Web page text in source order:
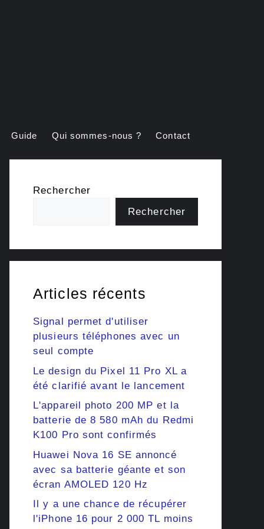
Guide Qui sommes-nous ? Contact
Rechercher
Rechercher
Articles récents
Signal permet d'utiliser
plusieurs téléphones avec un
seul compte
Le design du Pixel 11 Pro XL a
été clarifié avant le lancement
L'appareil photo 200 MP et la
batterie de 8 580 mAh du Redmi
K100 Pro sont confirmés
Huawei Nova 16 SE annoncé
avec sa batterie géante et son
écran AMOLED 120 Hz
Il y a une chance de récupérer
l'iPhone 16 pour 2 000 TL moins